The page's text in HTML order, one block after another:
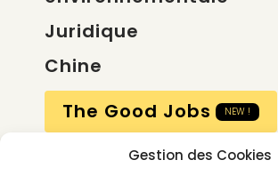
Gestion des Cookies
Juridique
Chine
The Good Jobs
NEW !